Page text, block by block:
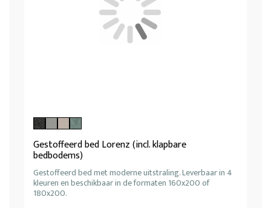
Gestoffeerd bed Lorenz (incl. klapbare
bedbodems)
Gestoffeerd bed met moderne uitstraling. Leverbaar in 4
kleuren en beschikbaar in de formaten 160x200 of
180x200.